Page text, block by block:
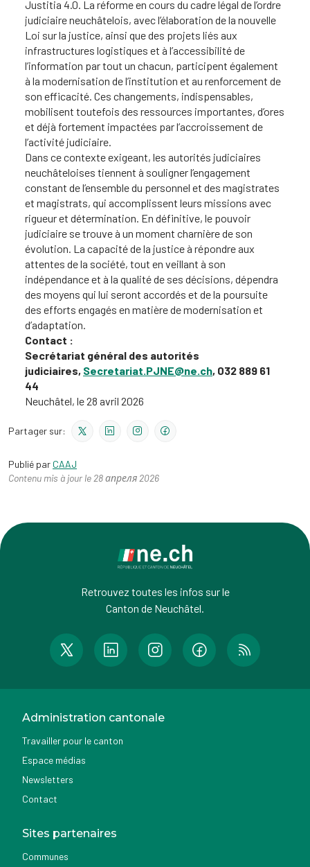
Justitia 4.0. La réforme en cours du cadre légal de l’ordre
judiciaire neuchâtelois, avec l’élaboration de la nouvelle
Loi sur la justice, ainsi que des projets liés aux
infrastructures logistiques et à l’accessibilité de
l’information par tout un chacun, participent également
à la modernisation de l’institution et au renforcement de
son efficacité. Ces changements, indispensables,
mobilisent toutefois des ressources importantes, d’ores
et déjà fortement impactées par l’accroissement de
l’activité judiciaire.
Dans ce contexte exigeant, les autorités judiciaires
neuchâteloises tiennent à souligner l’engagement
constant de l’ensemble du personnel et des magistrates
et magistrats, qui accomplissent leurs missions avec
rigueur et détermination. En définitive, le pouvoir
judiciaire se trouve à un moment charnière de son
évolution. La capacité de la justice à répondre aux
attentes de la société, tout en veillant à son
indépendance et à la qualité de ses décisions, dépendra
des moyens qui lui seront accordés et de la poursuite
des efforts engagés en matière de modernisation et
d’adaptation.
Contact :
Secrétariat général des autorités
judiciaires, Secretariat.PJNE@ne.ch, 032 889 61
44
Neuchâtel, le 28 avril 2026
Partager sur:
Publié par CAAJ
Contenu mis à jour le 28 апреля 2026
Retrouvez toutes les infos sur le
Canton de Neuchâtel.
Administration cantonale
Travailler pour le canton
Espace médias
Newsletters
Contact
Sites partenaires
Communes